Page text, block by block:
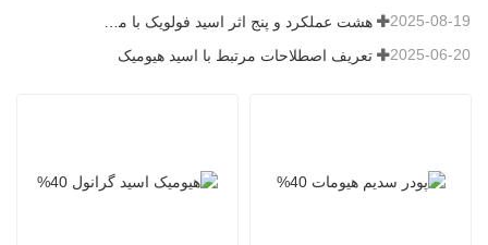
2025-08-19
تعریف اصطلاحات مرتبط با اسید هیومیک 2025-06-20